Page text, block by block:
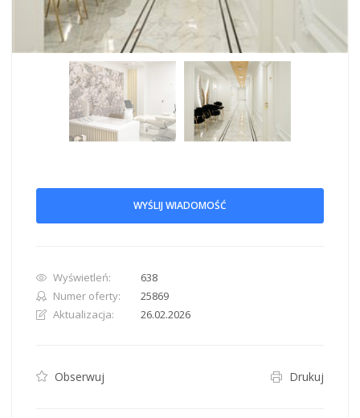
WYŚLIJ WIADOMOŚĆ
Wyświetleń:
638
Numer oferty:
25869
Aktualizacja:
26.02.2026
Obserwuj Drukuj